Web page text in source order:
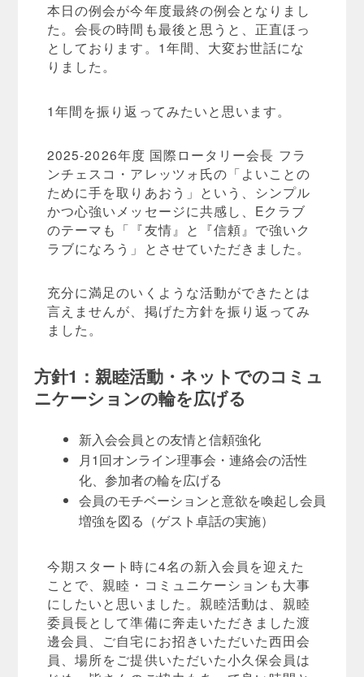
本日の例会が今年度最終の例会となりまし
た。会長の時間も最後と思うと、正直ほっ
としております。1年間、大変お世話にな
りました。
1年間を振り返ってみたいと思います。
2025-2026年度 国際ロータリー会長 フラ
ンチェスコ・アレッツォ氏の「よいことの
ために手を取りあおう」という、シンプル
かつ心強いメッセージに共感し、Eクラブ
のテーマも「『友情』と『信頼』で強いク
ラブになろう」とさせていただきました。
充分に満足のいくような活動ができたとは
言えませんが、掲げた方針を振り返ってみ
ました。
方針1：親睦活動・ネットでのコミュ
ニケーションの輪を広げる
新入会会員との友情と信頼強化
月1回オンライン理事会・連絡会の活性
化、参加者の輪を広げる
会員のモチベーションと意欲を喚起し会員
増強を図る（ゲスト卓話の実施）
今期スタート時に4名の新入会員を迎えた
ことで、親睦・コミュニケーションも大事
にしたいと思いました。親睦活動は、親睦
委員長として準備に奔走いただきました渡
邊会員、ご自宅にお招きいただいた西田会
員、場所をご提供いただいた小久保会員は